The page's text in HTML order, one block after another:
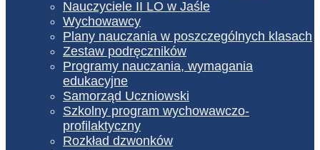
Nauczyciele II LO w Jaśle
Wychowawcy
Plany nauczania w poszczególnych klasach
Zestaw podręczników
Programy nauczania, wymagania
edukacyjne
Samorząd Uczniowski
Szkolny program wychowawczo-
profilaktyczny
Rozkład dzwonków